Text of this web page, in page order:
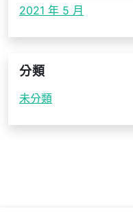
2021 年 5 月
分類
未分類